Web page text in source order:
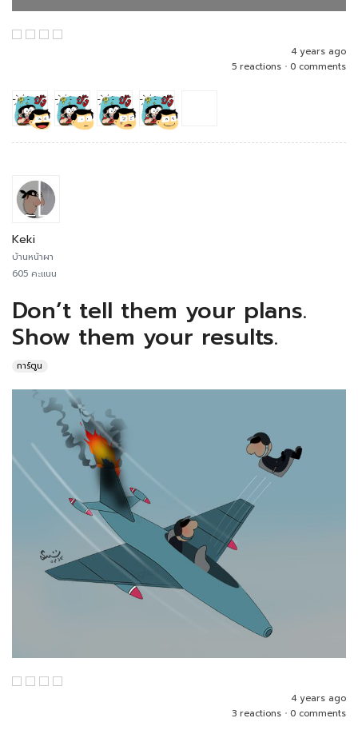
4 years ago
5 reactions • 0 comments
Keki
บ้านหน้าผา
605 คะแนน
Don’t tell them your plans.
Show them your results.
การ์ตูน
4 years ago
3 reactions • 0 comments